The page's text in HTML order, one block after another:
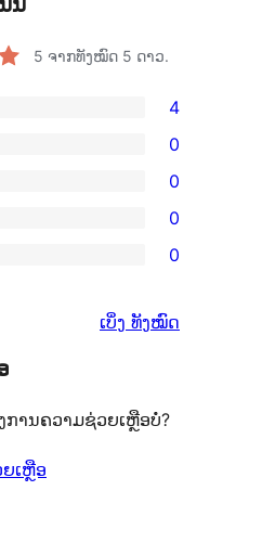
5 ຈາກທັງໝົດ 5 ດາວ.
4
0
0
0
0
ເບິ່ງ ຄຳ
ທັງໝົດ
ານຄວາມຊ່ວຍເຫຼືອບໍ່?
ເຫຼືອ